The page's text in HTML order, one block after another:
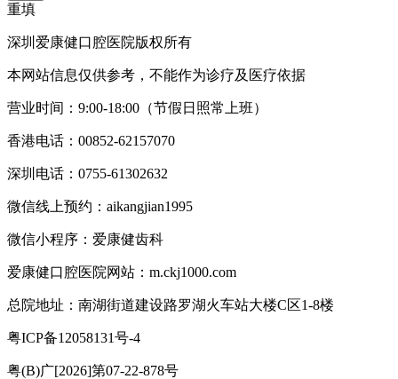
重填
深圳爱康健口腔医院版权所有
本网站信息仅供参考，不能作为诊疗及医疗依据
营业时间：9:00-18:00（节假日照常上班）
香港电话：00852-62157070
深圳电话：0755-61302632
微信线上预约：aikangjian1995
微信小程序：爱康健齿科
爱康健口腔医院网站：m.ckj1000.com
总院地址：南湖街道建设路罗湖火车站大楼C区1-8楼
粤ICP备12058131号-4
粤(B)广[2026]第07-22-878号